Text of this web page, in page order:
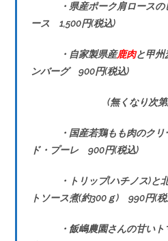
・県産ポーク肩ロースのビ
ース 1,500円(税込)
・自家製県産鹿肉と甲州
ンバーグ 900円(税込)
(無くなり次
・国産若鶏もも肉のクリー
ド・プーレ 900円(税込)
・トリップ(ハチノス)と北
トソース煮(約300ｇ) 990円(税
・飯嶋農園さんの甘いト